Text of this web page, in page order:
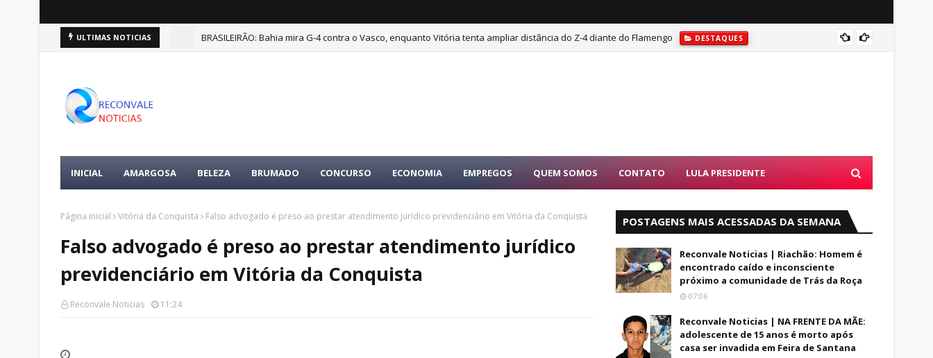
ULTIMAS NOTICIAS BRASILEIRÃO: Bahia mira G-4 contra o Vasco, enquanto Vitória tenta ampliar distância do Z-4 diante do Flamengo DESTAQUES
INICIAL AMARGOSA BELEZA BRUMADO CONCURSO ECONOMIA EMPREGOS QUEM SOMOS CONTATO LULA PRESIDENTE
Página inicial Vitória da Conquista Falso advogado é preso ao prestar atendimento jurídico previdenciário em Vitória da Conquista
Falso advogado é preso ao prestar atendimento jurídico
previdenciário em Vitória da Conquista
Reconvale Noticias 11:24
POSTAGENS MAIS ACESSADAS DA SEMANA
Reconvale Noticias | Riachão: Homem é
encontrado caído e inconsciente
próximo a comunidade de Trás da Roça
07:06
Reconvale Noticias | NA FRENTE DA MÃE:
adolescente de 15 anos é morto após
casa ser invadida em Feira de Santana